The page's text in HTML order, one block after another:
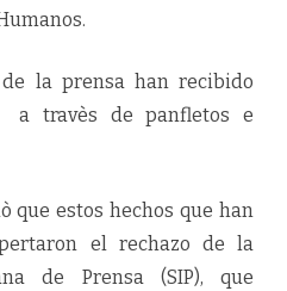
la prensa han recibido
a travès de panfletos e
que estos hechos que han
el rechazo de la
de Prensa (SIP), que